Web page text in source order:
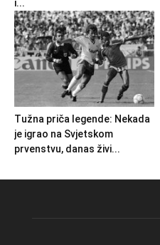
i...
Tužna priča legende: Nekada
je igrao na Svjetskom
prvenstvu, danas živi...